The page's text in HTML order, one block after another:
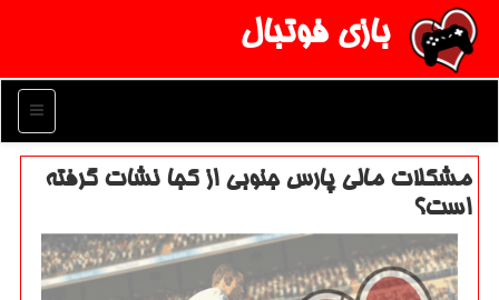
بازی فوتبال
منو
مشكلات مالی پارس جنوبی از كجا نشات گرفته
است؟